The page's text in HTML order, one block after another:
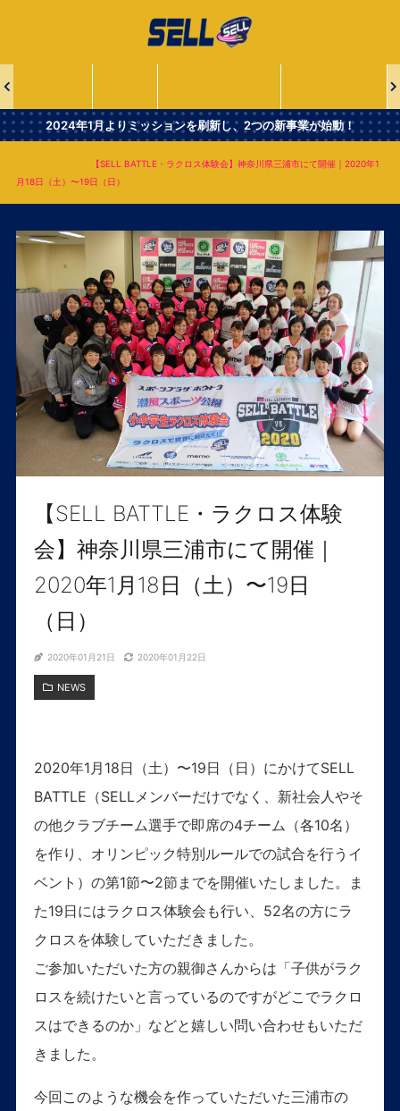
団
法
Second
Era
2024年1月よりミッションを刷新し、2つの新事業が始動！
【SELL BATTLE・ラクロス体験会】神奈川県三浦市にて開催｜2020年1
月18日（土）〜19日（日）
【SELL BATTLE・ラクロス体験
会】神奈川県三浦市にて開催｜
2020年1月18日（土）〜19日
（日）
2020年01月21日 2020年01月22日
NEWS
2020年1月18日（土）〜19日（日）にかけてSELL
BATTLE（SELLメンバーだけでなく、新社会人やそ
の他クラブチーム選手で即席の4チーム（各10名）
を作り、オリンピック特別ルールでの試合を行うイ
ベント）の第1節〜2節までを開催いたしました。ま
た19日にはラクロス体験会も行い、52名の方にラ
クロスを体験していただきました。
ご参加いただいた方の親御さんからは「子供がラク
ロスを続けたいと言っているのですがどこでラクロ
スはできるのか」などと嬉しい問い合わせもいただ
きました。
今回このような機会を作っていただいた三浦市の